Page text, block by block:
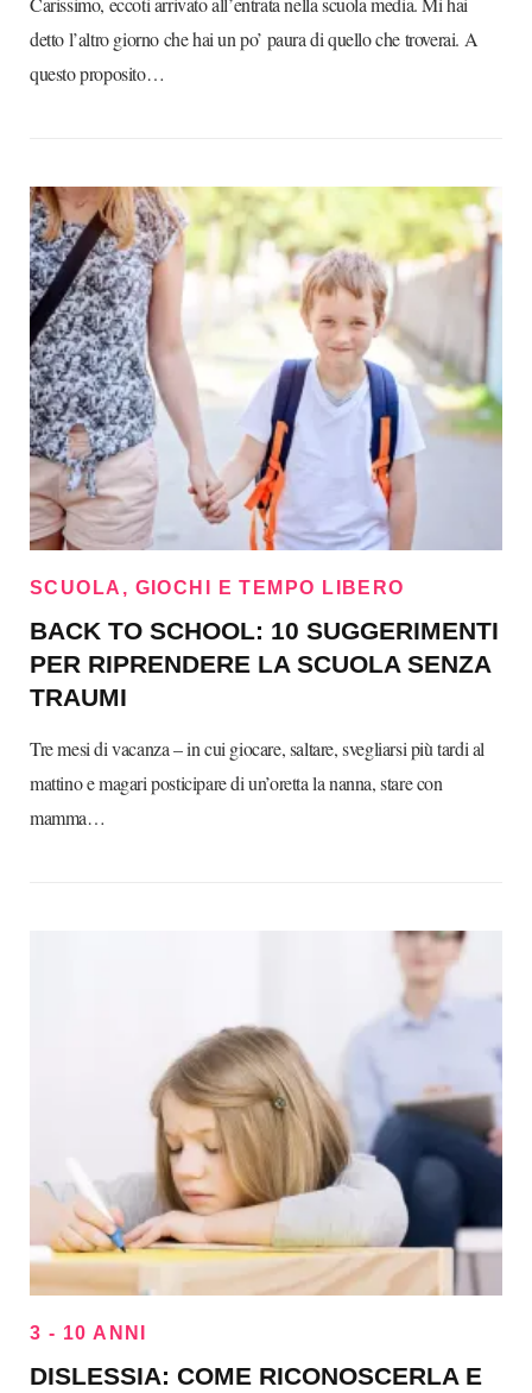
detto l’altro giorno che hai un po’ paura di quello che troverai. A
questo proposito…
SCUOLA, GIOCHI E TEMPO LIBERO
BACK TO SCHOOL: 10 SUGGERIMENTI
PER RIPRENDERE LA SCUOLA SENZA
TRAUMI
Tre mesi di vacanza – in cui giocare, saltare, svegliarsi più tardi al
mattino e magari posticipare di un’oretta la nanna, stare con
mamma…
3 - 10 ANNI
DISLESSIA: COME RICONOSCERLA E